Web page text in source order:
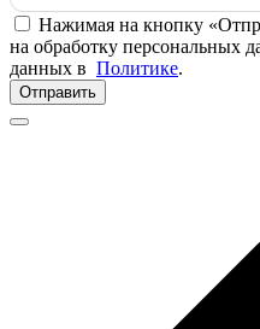
Нажимая на кнопку
на обработку персональных
данных в Политике.
Отправить